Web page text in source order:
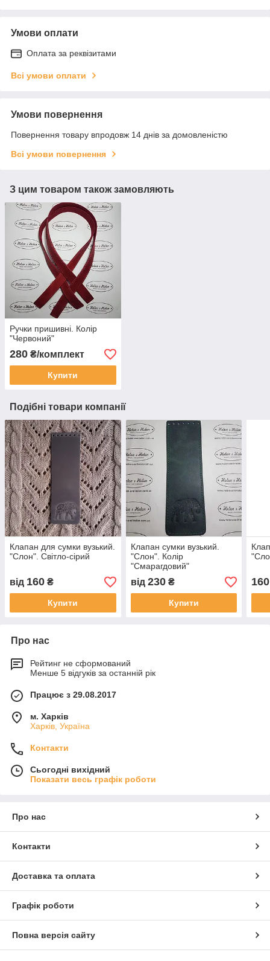
Умови оплати
Оплата за реквізитами
Всі умови оплати
Умови повернення
Повернення товару впродовж 14 днів за домовленістю
Всі умови повернення
З цим товаром також замовляють
Ручки пришивні. Колір
"Червоний"
280 ₴/комплект
Купити
Подібні товари компанії
Клапан для сумки вузький.
"Слон". Світло-сірий
від 160 ₴
Купити
Клапан сумки вузький.
"Слон". Колір
"Смарагдовий"
від 230₴
Купити
160
Про нас
Рейтинг не сформований
Менше 5 відгуків за останній рік
Працює з 29.08.2017
м. Харків
Харків, Україна
Контакти
Сьогодні вихідний
Показати весь графік роботи
Про нас
Контакти
Доставка та оплата
Графік роботи
Повна версія сайту